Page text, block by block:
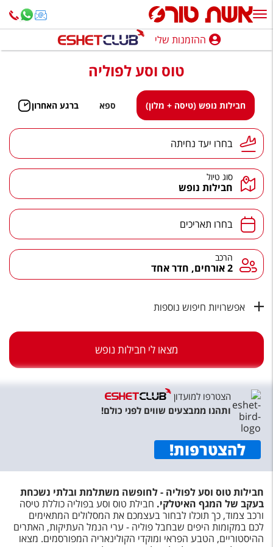
ההזמנות שלי
חופשה לפי סגנון
מלונות באילת
טיולים מאורגנים
סגנונות טיול
הרגע האחרון
חבילות בריאות וספא
טיסות לחו"ל
מלונות בחו"ל
שירות לקוחות
תקנון
עקבו אחרינו
ההזמנות שלי
טוס וסע לפוליה
חבילות נופש (טיסה + מלון) ספא ברגע האחרון
יעד נחיתהבחרו יעד נחיתה
סוג טיול
חבילות נופש
תאריכים בחרו תאריכים
הרכב הרכב
2 אורחים, חדר אחד
אפשרויות חיפוש נוספות
מצאו לי חבילות נופש
הצטרפו למועדון
ותהנו ממבצעים שווים לפני כולם!
להצטרפות!
חבילות טוס וסע לפוליה - לחופשה משתלמת ובלתי נשכחת
בעקב של המגף האיטלקי. חבילת טוס וסע בפוליה כוללת טיסה
ורכב צמוד, כך תוכלו לבחור בעצמכם את המסלולים המתאימים
לכם במקומות היפים שבחבל פוליה - ערי הנמל העתיקות, האתרים
ההיסטוריים, הטבע הפראי ומוקדי הקולינאריה המפורסמים. מצאו